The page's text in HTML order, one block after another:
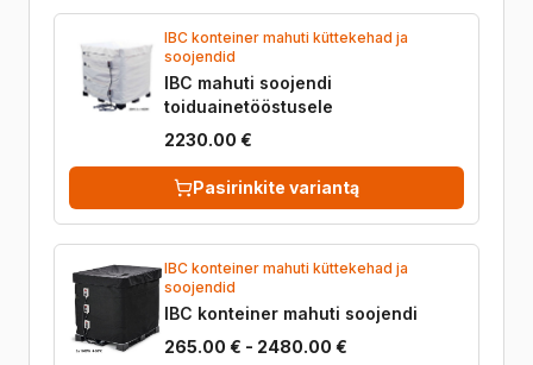
IBC konteiner mahuti küttekehad ja
soojendid
IBC mahuti soojendi
toiduainetööstusele
2230.00 €
Pasirinkite variantą
IBC konteiner mahuti küttekehad ja
soojendid
IBC konteiner mahuti soojendi
265.00 € - 2480.00 €